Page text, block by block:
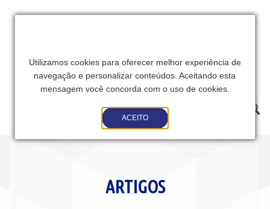
Utilizamos cookies para oferecer melhor experiência de
navegação e personalizar conteúdos. Aceitando esta
mensagem você concorda com o uso de cookies.
ACEITO
Toggle
navigation
ARTIGOS